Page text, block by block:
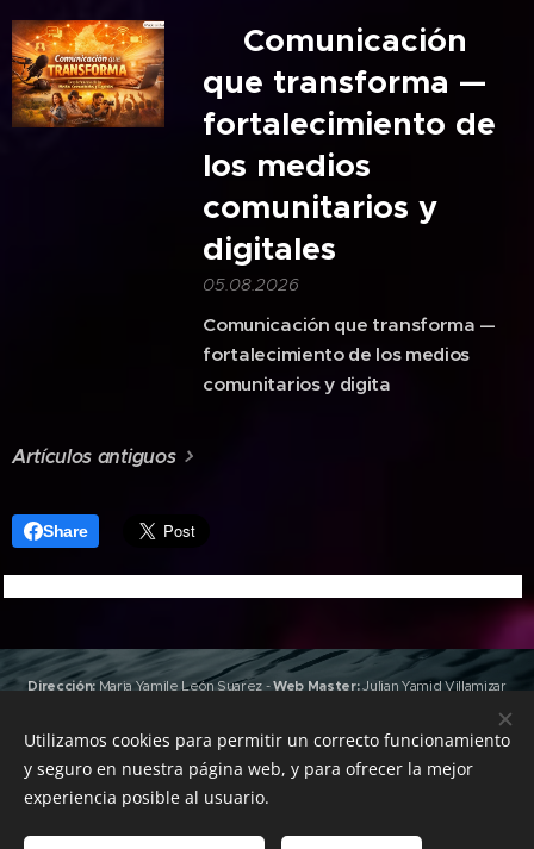
🎙️Comunicación
que transforma —
fortalecimiento de
los medios
comunitarios y
digitales
05.08.2026
Comunicación que transforma —
fortalecimiento de los medios
comunitarios y digita
Artículos antiguos
Share
Dirección: Maria Yamile León Suarez-Web Master:Julian Yamid Villamizar
León(RapKhemia)
Grabación y Masterización:
Emisora Urdimbre
Sky Heaven
Utilizamos cookies para permitir un correcto funcionamiento
y seguro en nuestra página web, y para ofrecer la mejor
experiencia posible al usuario.